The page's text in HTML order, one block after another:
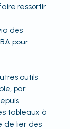
ressortir
des
pour
outils
par
tableaux à
de lier des